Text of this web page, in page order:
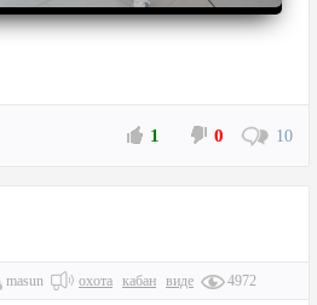
1 0 10
masun охота кабан виде 4972